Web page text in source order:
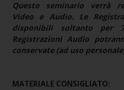
Questo seminario verrà
Video e Audio. Le
disponibili soltanto per
Registrazioni Audio
conservate (ad uso
MATERIALE CONSIGLIATO: